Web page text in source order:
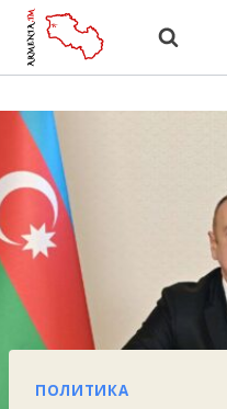
Перейти
ПОЛИТИКА